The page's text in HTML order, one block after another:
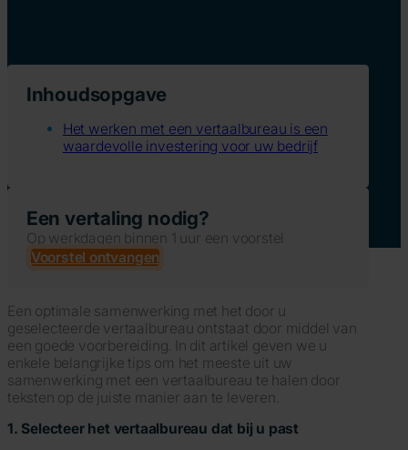
Inhoudsopgave
Het werken met een vertaalbureau is een
waardevolle investering voor uw bedrijf
Een vertaling nodig?
Op werkdagen binnen 1 uur een voorstel
Voorstel ontvangen
Een optimale samenwerking met het door u
geselecteerde vertaalbureau ontstaat door middel van
een goede voorbereiding. In dit artikel geven we u
enkele belangrijke tips om het meeste uit uw
samenwerking met een vertaalbureau te halen door
teksten op de juiste manier aan te leveren.
1. Selecteer het vertaalbureau dat bij u past